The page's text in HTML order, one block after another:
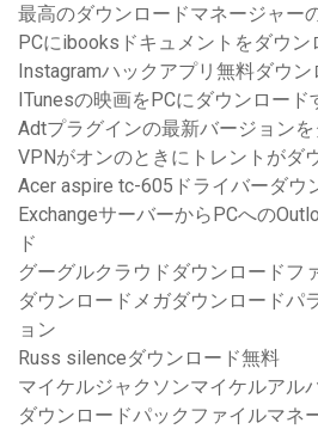
最高のダウンロードマネージャー
PCにibooksドキュメントをダウン
Instagramハックアプリ無料ダウン
ITunesの映画をPCにダウンロード
Adtプラグインの最新バージョン
VPNがオンのときにトレントがダ
Acer aspire tc-605ドライバーダウ
ExchangeサーバーからPCへの
ド
グーグルクラウドダウンロードフ
ダウンロードメガダウンロードパ
ョン
Russ silenceダウンロード無料
マイケルジャクソンマイケルアル
ダウンロードパックファイルマネ